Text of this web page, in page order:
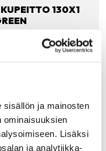
sisällön ja mainosten
ominaisuuksien
Lisäksi
ja analytiikka-
130X1
löydät
kamelin ruskeaa,